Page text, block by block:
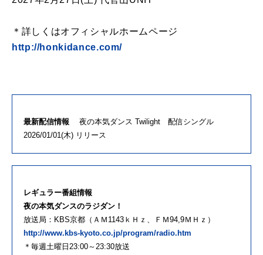
＊詳しくはオフィシャルホームページ
http://honkidance.com/
最新配信情報 夜の本気ダンス Twilight 配信シングル
2026/01/01(木) リリース
レギュラー番組情報
夜の本気ダンスのラジダン！
放送局：KBS京都（ＡＭ1143ｋＨｚ、ＦＭ94,9ＭＨｚ）
http://www.kbs-kyoto.co.jp/program/radio.htm
＊毎週土曜日23:00～23:30放送